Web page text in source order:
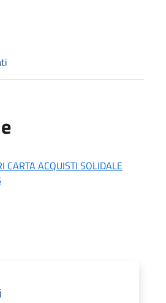
CARTA ACQUISTI SOLIDALE